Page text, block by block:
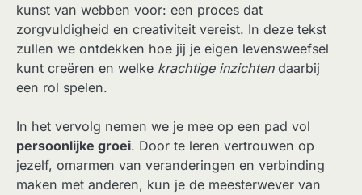
kunst van webben voor: een proces dat
zorgvuldigheid en creativiteit vereist. In deze tekst
zullen we ontdekken hoe jij je eigen levensweefsel
kunt creëren en welke krachtige inzichtendaarbij
een rol spelen.
In het vervolg nemen we je mee op een pad vol
persoonlijke groei. Door te leren vertrouwen op
jezelf, omarmen van veranderingen en verbinding
maken met anderen, kun je de meesterwever van